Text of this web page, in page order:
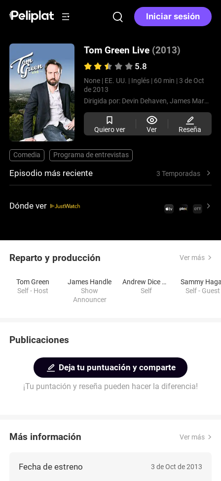
Iniciar sesión
Tom Green Live (2013)
5.8
None | EE. UU. | Inglés | 60 min | 3 de Oct
de 2013
Dirigida por: Devin Dehaven, James Marshello,
Quiero ver Ver Reseña
Comedia Programa de entrevistas
Episodio más reciente 3 Temporadas
Dónde ver
Reparto y producción Ver más
Tom Green
Self - Host
James Handle
Show
Announcer
Andrew Dice Clay
Self
Sammy
Self - Guest
Publicaciones
Deja tu puntuación y comparte
¡Tu puntación y reseña pueden hacer la diferencia!
Más información Ver más
Fecha de estreno 3 de Oct de 2013